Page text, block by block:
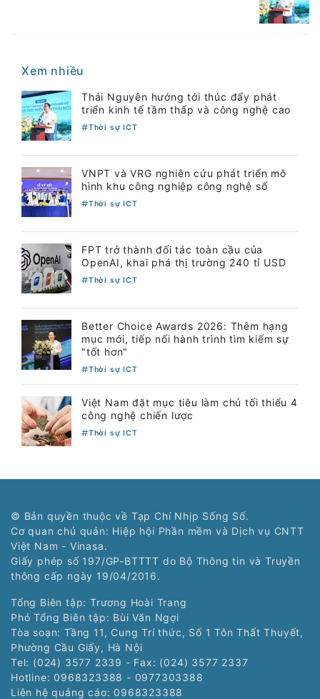
Xem nhiều
Thái Nguyên hướng tới thúc đẩy phát
triển kinh tế tầm thấp và công nghệ cao
Thời sự ICT
VNPT và VRG nghiên cứu phát triển mô
hình khu công nghiệp công nghệ số
Thời sự ICT
FPT trở thành đối tác toàn cầu của
OpenAI, khai phá thị trường 240 tỉ USD
Thời sự ICT
Better Choice Awards 2026: Thêm hạng
mục mới, tiếp nối hành trình tìm kiếm sự
"tốt hơn"
Thời sự ICT
Việt Nam đặt mục tiêu làm chủ tối thiểu 4
công nghệ chiến lược
Thời sự ICT
© Bản quyền thuộc về Tạp Chí Nhịp Sống Số.
Cơ quan chủ quản: Hiệp hội Phần mềm và Dịch vụ CNTT
Việt Nam - Vinasa.
Giấy phép số 197/GP-BTTTT do Bộ Thông tin và Truyền
thông cấp ngày 19/04/2016.
Tổng Biên tập: Trương Hoài Trang
Phó Tổng Biên tập: Bùi Văn Ngợi
Tòa soạn: Tầng 11, Cung Trí thức, Số 1 Tôn Thất Thuyết,
Phường Cầu Giấy, Hà Nội
Tel: (024) 3577 2339 - Fax: (024) 3577 2337
Hotline: 0968323388 - 0977303388
Liên hệ quảng cáo: 0968323388